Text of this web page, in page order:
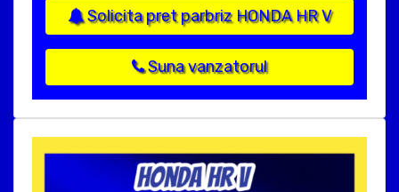
Solicita pret parbriz HONDA HR V
Suna vanzatorul